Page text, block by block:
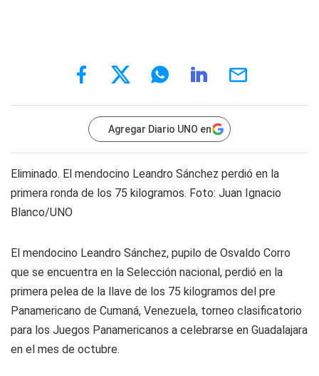
Agregar Diario UNO en
Eliminado. El mendocino Leandro Sánchez perdió en la
primera ronda de los 75 kilogramos. Foto: Juan Ignacio
Blanco/UNO
El mendocino Leandro Sánchez, pupilo de Osvaldo Corro
que se encuentra en la Selección nacional, perdió en la
primera pelea de la llave de los 75 kilogramos del pre
Panamericano de Cumaná, Venezuela, torneo clasificatorio
para los Juegos Panamericanos a celebrarse en Guadalajara
en el mes de octubre.